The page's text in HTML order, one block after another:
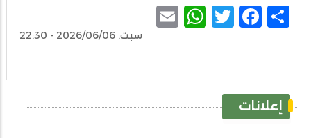
Share
Facebook
Twitter
WhatsApp
سبت, 2026/06/06 - 22:30
إعلانات